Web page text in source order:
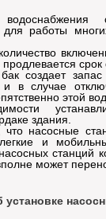
работы
срок
создает запас
в случае
этой
здания.
что насосные
и
станций
может